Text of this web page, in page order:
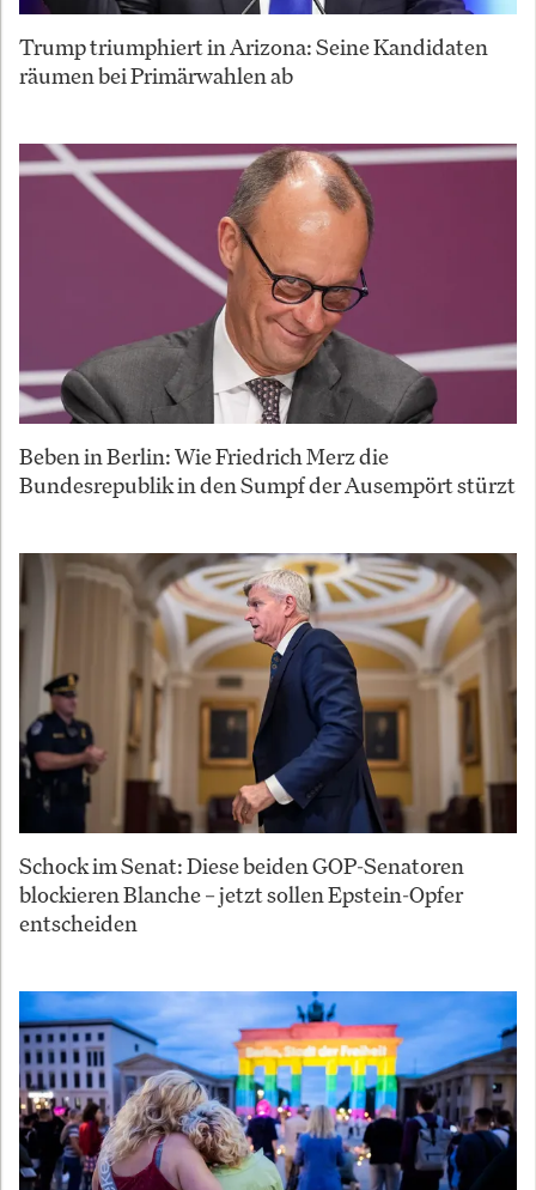
Trump triumphiert in Arizona: Seine Kandidaten
räumen bei Primärwahlen ab
Beben in Berlin: Wie Friedrich Merz die
Bundesrepublik in den Sumpf der Ausempört stürzt
Schock im Senat: Diese beiden GOP-Senatoren
blockieren Blanche – jetzt sollen Epstein-Opfer
entscheiden